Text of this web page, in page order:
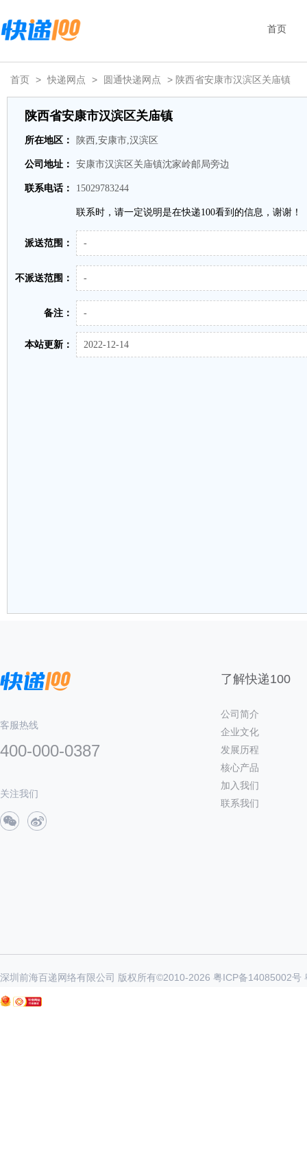
首页
首页 > 快递网点 > 圆通快递网点 > 陕西省安康市汉滨区关庙镇
陕西省安康市汉滨区关庙镇
所在地区： 陕西,安康市,汉滨区
公司地址： 安康市汉滨区关庙镇沈家岭邮局旁边
联系电话： 15029783244
联系时，请一定说明是在快递100看到的信息，谢谢！
派送范围： -
不派送范围： -
备注： -
本站更新： 2022-12-14
客服热线
400-000-0387
关注我们
了解快递100
公司简介
企业文化
发展历程
核心产品
加入我们
联系我们
深圳前海百递网络有限公司 版权所有©2010-2026 粤ICP备14085002号